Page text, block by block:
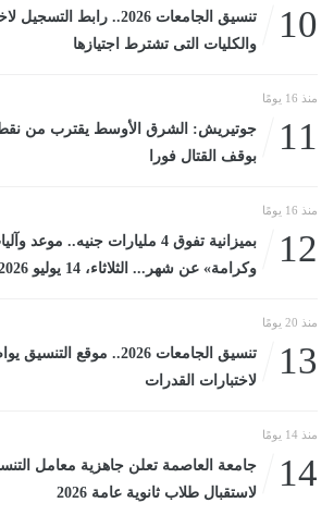
10
تنسيق الجامعات 2026.. رابط
والكليات التى تشترط اجتيازها
منذ 16 يومًا
11
جوتيريش: الشرق الأوسط يقترب من
بوقف القتال فورا
منذ 16 يومًا
12
بميزانية تفوق 4 مليارات جنيه..
وكرامة» عن شهر... الثلاثاء، 14 يوليو 2026 10:46 صـ
منذ 20 يومًا
13
تنسيق الجامعات 2026.. موقع
لاختبارات القدرات
منذ 14 يومًا
14
جامعة العاصمة تعلن جاهزية معامل
لاستقبال طلاب ثانوية عامة 2026